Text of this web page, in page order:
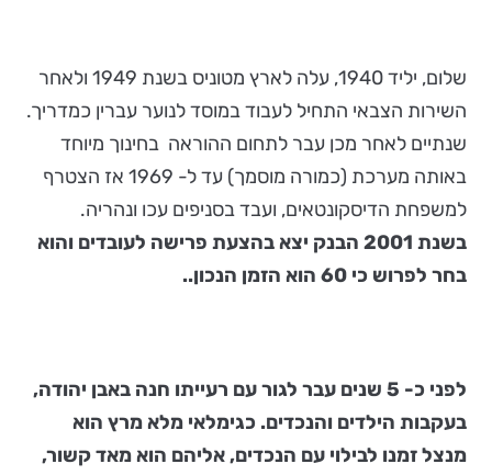
שלום, יליד 1940, עלה לארץ מטוניס בשנת 1949 ולאחר
השירות הצבאי התחיל לעבוד במוסד לנוער עברין כמדריך.
שנתיים לאחר מכן עבר לתחום ההוראה בחינוך מיוחד
באותה מערכת (כמורה מוסמך) עד ל- 1969 אז הצטרף
למשפחת הדיסקונטאים, ועבד בסניפים עכו ונהריה.
בשנת 2001 הבנק יצא בהצעת פרישה לעובדים והוא
בחר לפרוש כי 60 הוא הזמן הנכון..
לפני כ- 5 שנים עבר לגור עם רעייתו חנה באבן יהודה,
בעקבות הילדים והנכדים. כגימלאי מלא מרץ הוא
מנצל זמנו לבילוי עם הנכדים, אליהם הוא מאד קשור,